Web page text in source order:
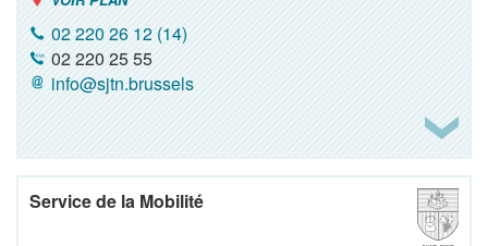
02 220 26 12 (14)
02 220 25 55
info@sjtn.brussels
Service de la Mobilité